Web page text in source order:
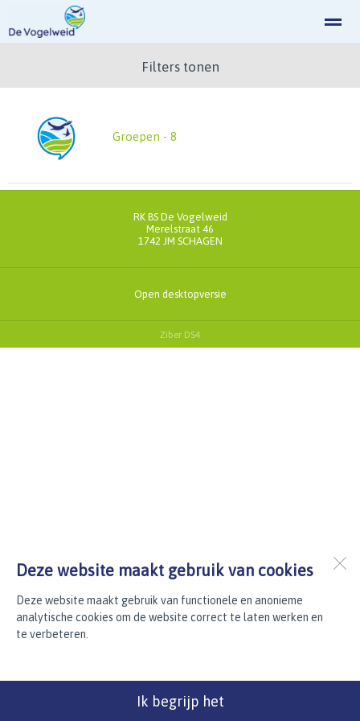
Home
Deze website maakt gebruik van cookies
Deze website maakt gebruik van functionele en anonieme
analytische cookies om de website correct te laten werken en
te verbeteren.
Ik begrijp het
Filters tonen
Groepen - 8
RK BS De Vogelweid
Merelstraat 46
1742 JM SCHAGEN
Open desktopversie
Ziber DS4